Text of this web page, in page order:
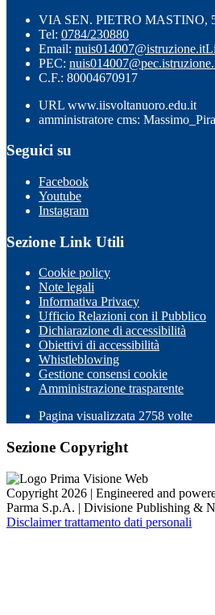
VIA SEN. PIETRO MASTINO,
Tel: 0784/230880
Email: nuis014007@istruzione.it
PEC:
C.F.: 80004670917
URL www.iisvoltanuoro.edu.it
amministratore cms:
Seguici su
Facebook
Youtube
Instagram
Sezione Link Utili
Cookie policy
Note legali
Informativa Privacy
Ufficio Relazioni con il Pubblico
Dichiarazione di accessibilità
Obiettivi di accessibilità
Whistleblowing
Gestione consensi cookie
Amministrazione trasparente
Pagina visualizzata 2758 volte
Sezione Copyright
Copyright 2026 | Engineered and
Parma S.p.A. | Divisione Publishing &
Disclaimer trattamento dati personali